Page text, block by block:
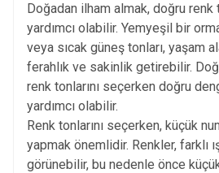
Doğadan ilham almak, doğru renk
yardımcı olabilir. Yemyeşil bir
veya sıcak güneş tonları, yaşam
ferahlık ve sakinlik getirebilir.
renk tonlarını seçerken doğru
yardımcı olabilir.
Renk tonlarını seçerken, küçük
yapmak önemlidir. Renkler, farklı
görünebilir, bu nedenle önce